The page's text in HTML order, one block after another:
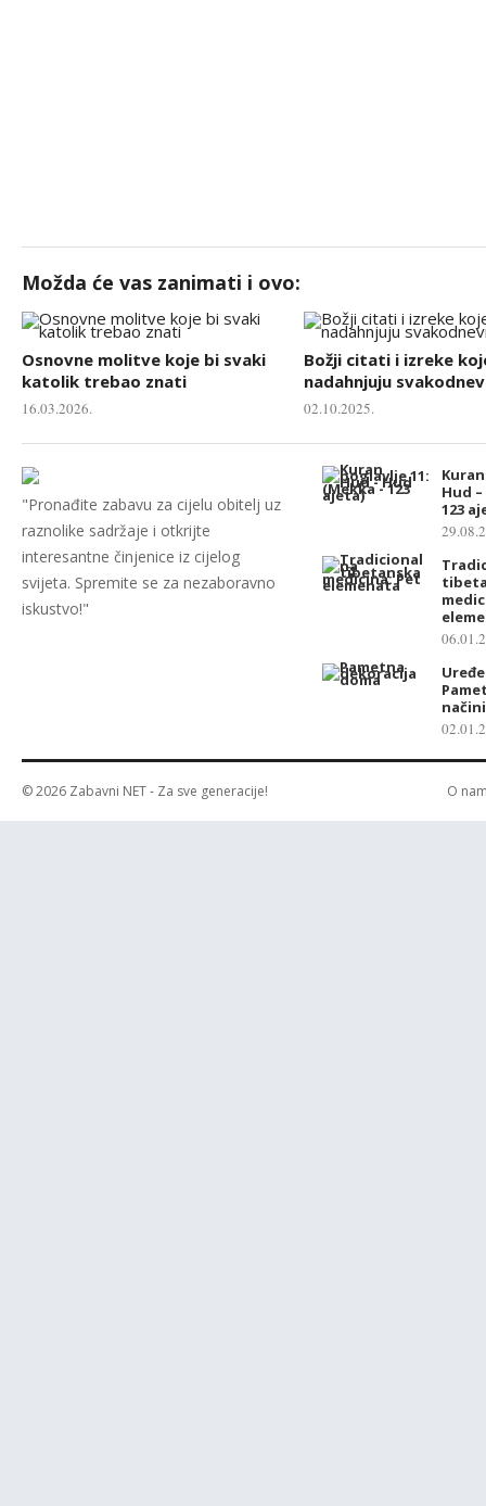
Možda će vas zanimati i ovo:
Osnovne molitve koje bi svaki
katolik trebao znati
16.03.2026.
Božji citati i izreke
nadahnjuju
02.10.2025.
"Pronađite zabavu za cijelu obitelj uz
raznolike sadržaje i otkrijte
interesantne činjenice iz cijelog
svijeta. Spremite se za nezaboravno
iskustvo!"
Hud
123
načini
© 2026 Zabavni NET- Za sve generacije! O